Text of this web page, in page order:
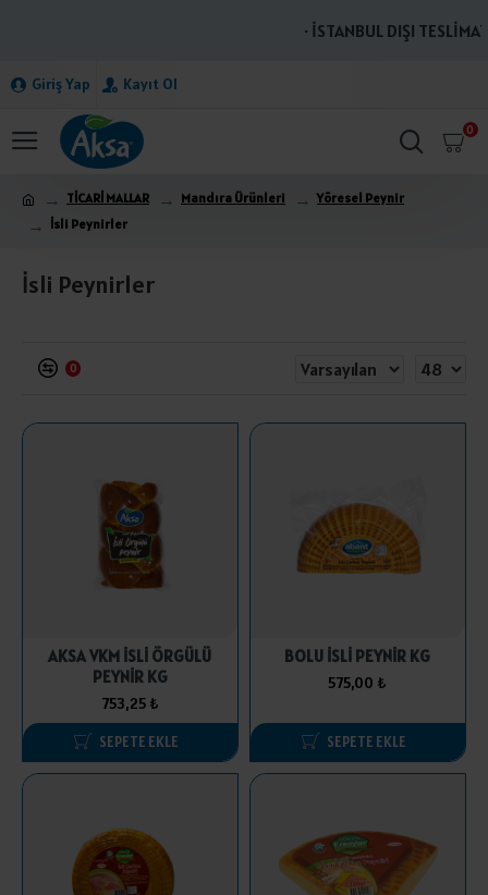
· İSTANBUL DIŞI
Giriş Yap Kayıt Ol
0
TİCARİ MALLAR Mandıra Ürünleri
Yöresel Peynir
İsli Peynirler
İsli Peynirler
0
AKSA VKM İSLİ ÖRGÜLÜ
PEYNİR KG
753,25 ₺
SEPETE EKLE
BOLU İSLİ PEYNİR KG
575,00 ₺
SEPETE EKLE